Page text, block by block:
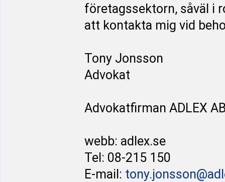
företagssektorn, såväl i
att kontakta mig vid
Tony Jonsson
Advokat
Advokatfirman ADLEX
webb: adlex.se
Tel: 08-215 150
E-mail: